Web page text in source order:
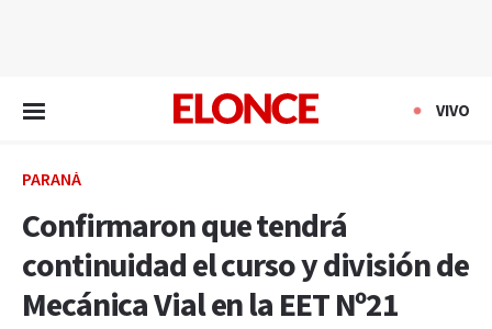
VIVO
PARANÁ
Confirmaron que tendrá
continuidad el curso y división de
Mecánica Vial en la EET Nº21